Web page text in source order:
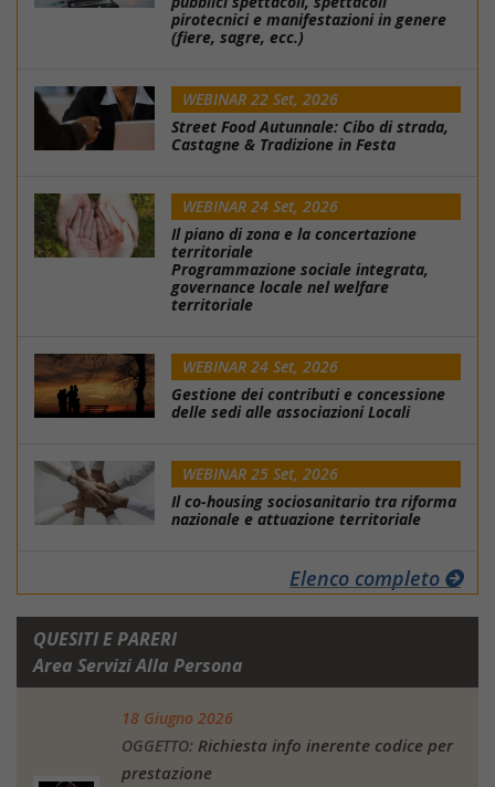
pirotecnici e manifestazioni in genere
(fiere, sagre, ecc.)
WEBINAR 22 Set, 2026
Street Food Autunnale: Cibo di strada,
Castagne & Tradizione in Festa
WEBINAR 24 Set, 2026
Il piano di zona e la concertazione
territoriale
Programmazione sociale integrata,
governance locale nel welfare
territoriale
WEBINAR 24 Set, 2026
Gestione dei contributi e concessione
delle sedi alle associazioni Locali
WEBINAR 25 Set, 2026
Il co-housing sociosanitario tra riforma
nazionale e attuazione territoriale
Elenco completo
QUESITI E PARERI
Area Servizi Alla Persona
18 Giugno 2026
OGGETTO: Richiesta info inerente codice per
prestazione